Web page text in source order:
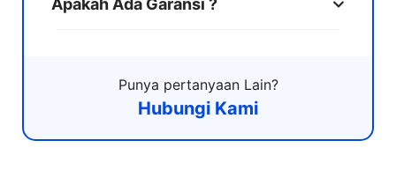
Apakah Ada Garansi ?
Punya pertanyaan Lain?
Hubungi Kami